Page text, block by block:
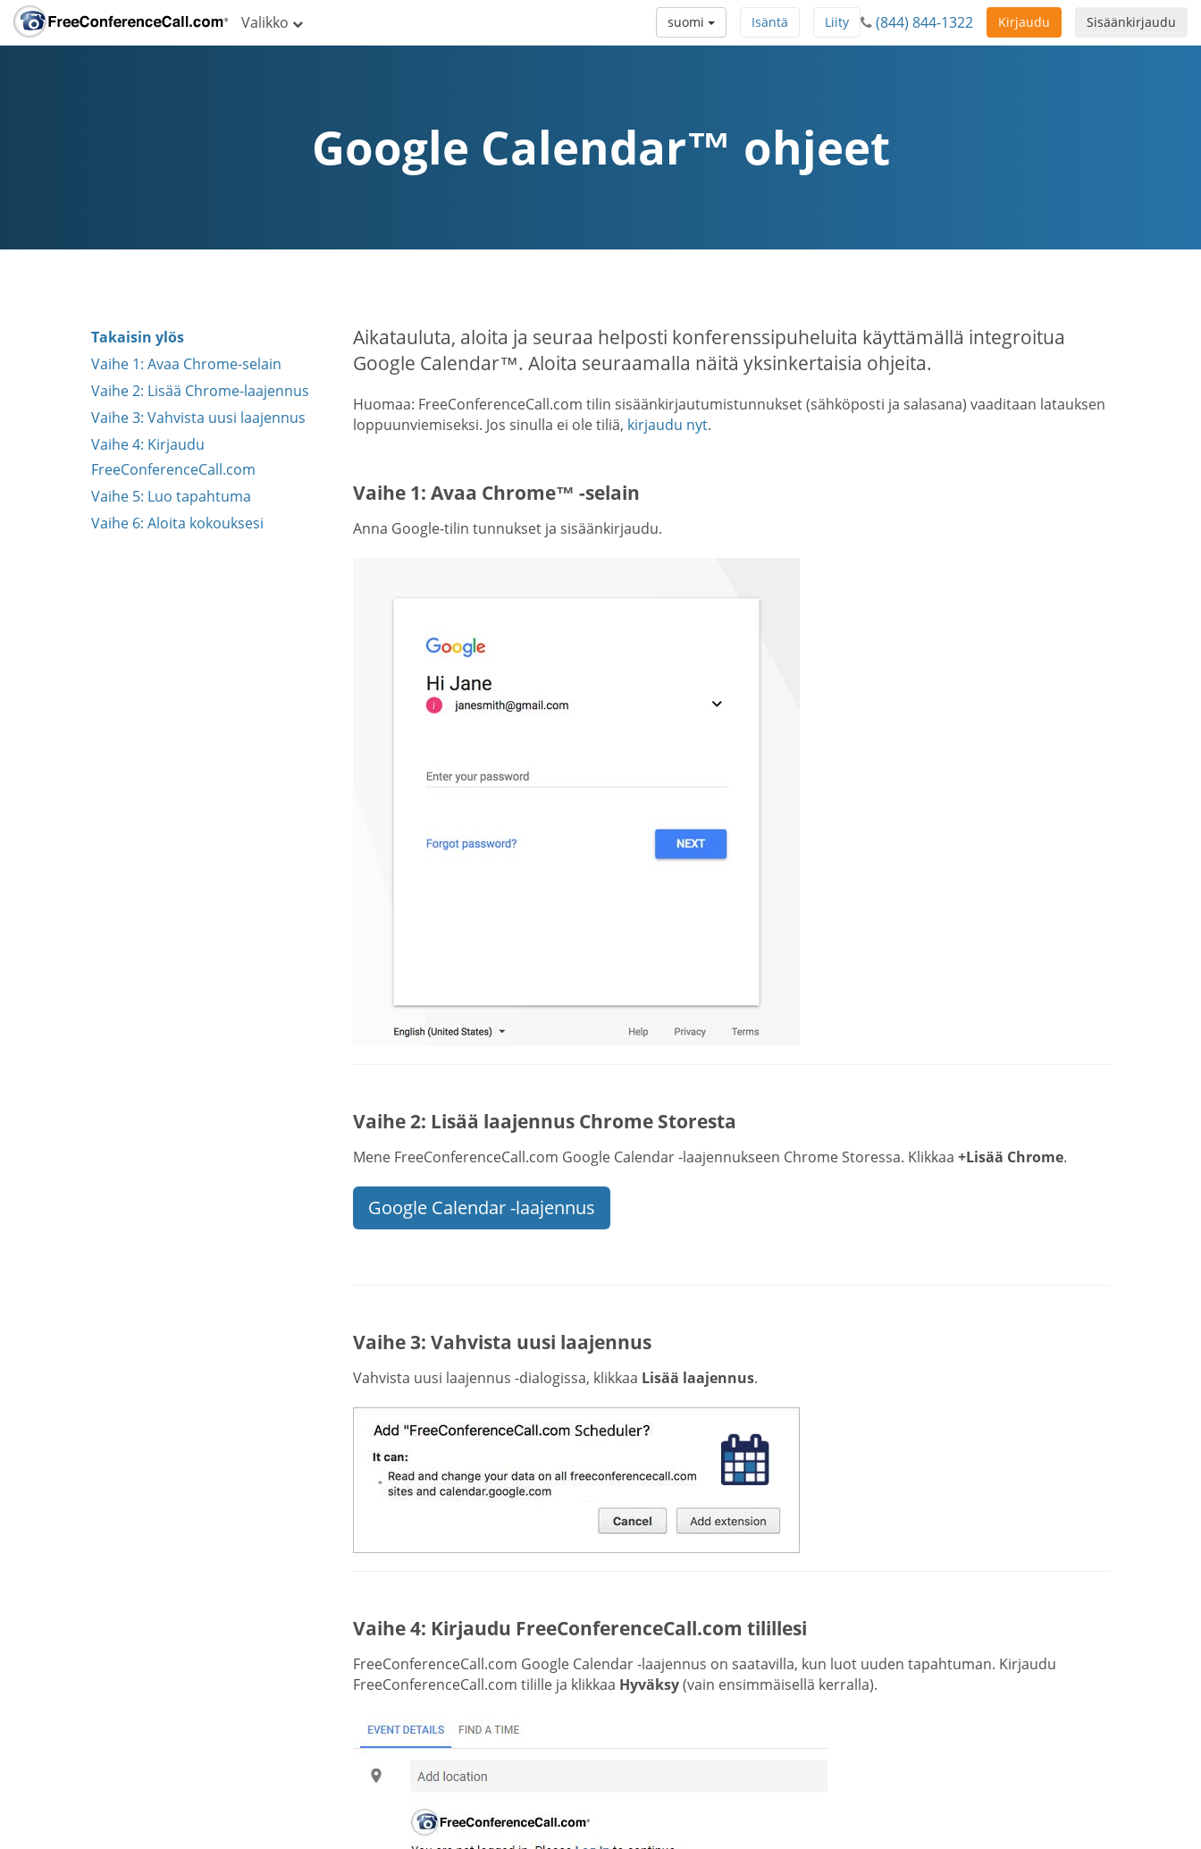
Valikko Sisäänkirjaudu
Kirjaudu
(844) 844-1322
Liity
Isäntä
suomi
Google Calendar™ ohjeet
Takaisin ylös
Vaihe 1: Avaa Chrome-selain
Vaihe 2: Lisää Chrome-laajennus
Vaihe 3: Vahvista uusi laajennus
Vaihe 4: Kirjaudu
FreeConferenceCall.com
Vaihe 5: Luo tapahtuma
Vaihe 6: Aloita kokouksesi
Aikatauluta, aloita ja seuraa helposti konferenssipuheluita käyttämällä integroitua
Google Calendar™. Aloita seuraamalla näitä yksinkertaisia ohjeita.
Huomaa: FreeConferenceCall.com tilin sisäänkirjautumistunnukset (sähköposti ja salasana) vaaditaan latauksen
loppuunviemiseksi. Jos sinulla ei ole tiliä, kirjaudu nyt.
Vaihe 1: Avaa Chrome™ -selain
Anna Google-tilin tunnukset ja sisäänkirjaudu.
Vaihe 2: Lisää laajennus Chrome Storesta
Mene FreeConferenceCall.com Google Calendar -laajennukseen Chrome Storessa. Klikkaa +Lisää Chrome.
Google Calendar -laajennus
Vaihe 3: Vahvista uusi laajennus
Vahvista uusi laajennus -dialogissa, klikkaa Lisää laajennus.
Vaihe 4: Kirjaudu FreeConferenceCall.com tilillesi
FreeConferenceCall.com Google Calendar -laajennus on saatavilla, kun luot uuden tapahtuman. Kirjaudu
FreeConferenceCall.com tilille ja klikkaa Hyväksy(vain ensimmäisellä kerralla).